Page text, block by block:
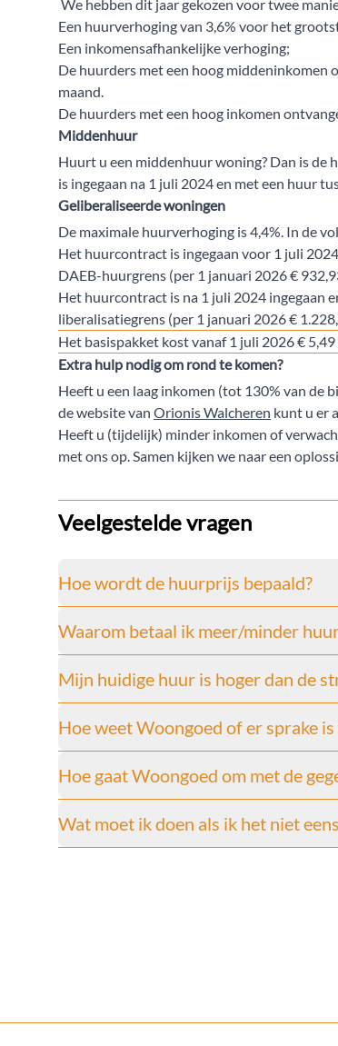
We hebben dit jaar gekozen voor twee
Een huurverhoging van 3,6% voor het
Een inkomensafhankelijke verhoging;
De huurders met een hoog middeninkomen
maand.
De huurders met een hoog inkomen
Middenhuur
Huurt u een middenhuur woning? Dan is
is ingegaan na 1 juli 2024 en met een huur
Geliberaliseerde woningen
De maximale huurverhoging is 4,4%. In de
Het huurcontract is ingegaan voor 1 juli
DAEB-huurgrens (per 1 januari 2026 €
Het huurcontract is na 1 juli 2024 ingegaan
liberalisatiegrens (per 1 januari 2026 €
Het basispakket kost vanaf 1 juli 2026 €
Extra hulp nodig om rond te komen?
Heeft u een laag inkomen (tot 130% van de
de website van Orionis Walcheren kunt u er
Heeft u (tijdelijk) minder inkomen of
met ons op. Samen kijken we naar een
Veelgestelde vragen
Hoe wordt de huurprijs bepaald?
Waarom betaal ik meer/minder
Mijn huidige huur is hoger dan de
Hoe weet Woongoed of er sprake
Hoe gaat Woongoed om met de
Wat moet ik doen als ik het niet